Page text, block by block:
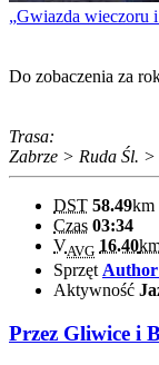
Gwiazda wieczoru
Do zobaczenia za
Trasa:
Zabrze > Ruda Śl. >
DST 58.49km
Czas 03:34
VAVG 16.40
SprzętAuthor
Aktywność
Przez Gliwice i